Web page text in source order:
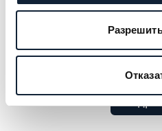
клиентуры — от
Откройте для себя
сформировавшие